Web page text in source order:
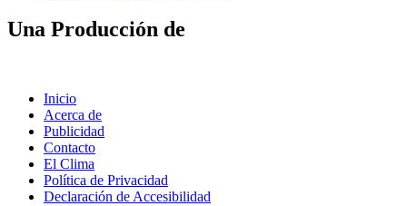
Una Producción de
Inicio
Acerca de
Publicidad
Contacto
El Clima
Política de Privacidad
Declaración de Accesibilidad